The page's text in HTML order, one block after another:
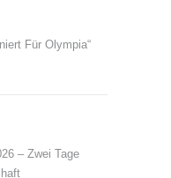
Für Olympia“
– Zwei Tage